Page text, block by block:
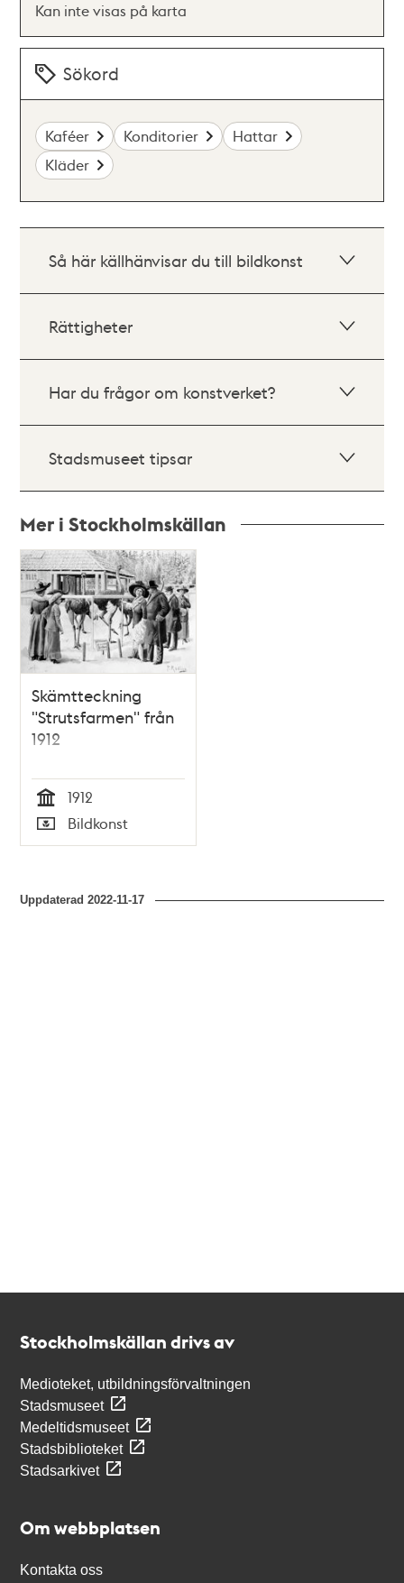
Kan inte visas på karta
Sökord
Kaféer Konditorier
Hattar
Kläder
Så här källhänvisar du till bildkonst
Rättigheter
Har du frågor om konstverket?
Stadsmuseet tipsar
Mer i Stockholmskällan
Relaterade
poster
och
teman
Skämtteckning
"Strutsfarmen" från
1912
Tid
1912
Typ
Bildkonst
Uppdaterad2022-11-17
Stockholmskällan drivs av
Medioteket, utbildningsförvaltningen
Stadsmuseet
Medeltidsmuseet
Stadsbiblioteket
Stadsarkivet
Om webbplatsen
Kontakta oss